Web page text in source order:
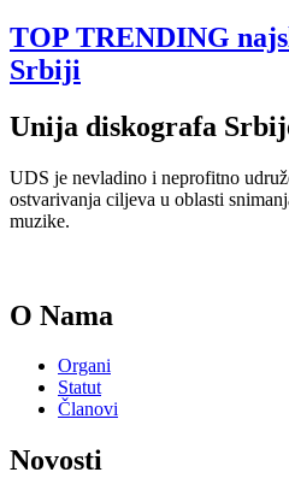
TOP TRENDING
Srbiji
Unija diskografa
UDS je nevladino i neprofitno
ostvarivanja ciljeva u oblasti
muzike.
O Nama
Organi
Statut
Članovi
Novosti